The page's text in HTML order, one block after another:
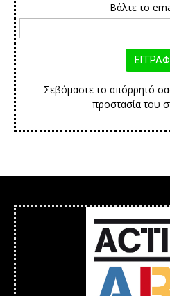
Βάλτε το
Σεβόμαστε το απόρρητό
προστασία του